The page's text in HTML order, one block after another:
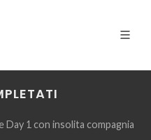
Day 1 con insolita compagnia